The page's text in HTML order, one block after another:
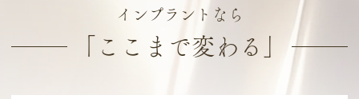
インプラントなら
「ここまで変わる」